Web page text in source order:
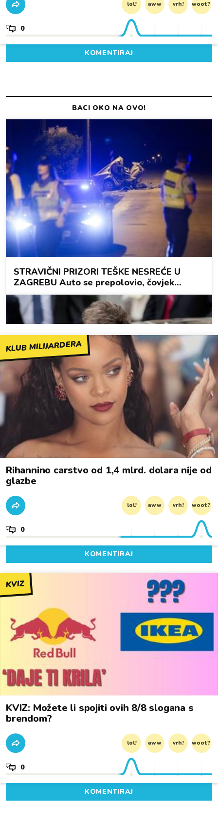
lol! aww vrh! woot?!
0
KOMENTIRAJ
KLUB MILIJARDERA
Rihannino carstvo od 1,4 mlrd. dolara nije od
glazbe
lol! aww vrh! woot?!
0
KOMENTIRAJ
KVIZ
KVIZ: Možete li spojiti ovih 8/8 slogana s
brendom?
lol! aww vrh! woot?!
0
KOMENTIRAJ